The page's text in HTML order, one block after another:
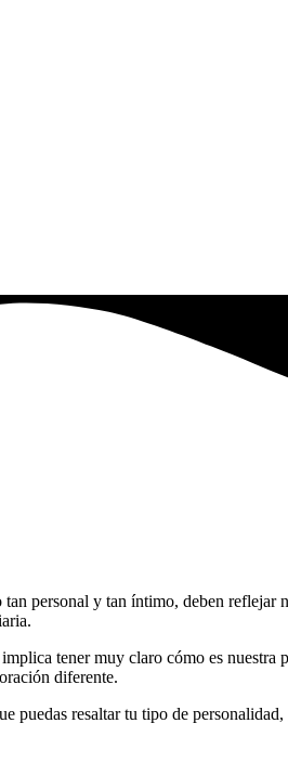
personal y tan íntimo, deben
tener muy claro cómo es
diferente.
puedas resaltar tu tipo de